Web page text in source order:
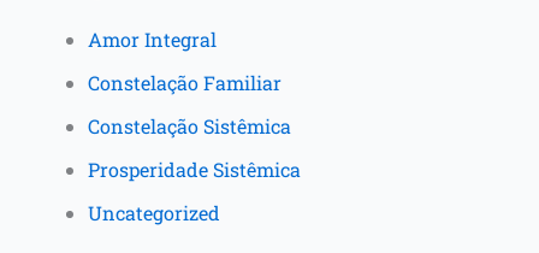
Amor Integral
Constelação Familiar
Constelação Sistêmica
Prosperidade Sistêmica
Uncategorized